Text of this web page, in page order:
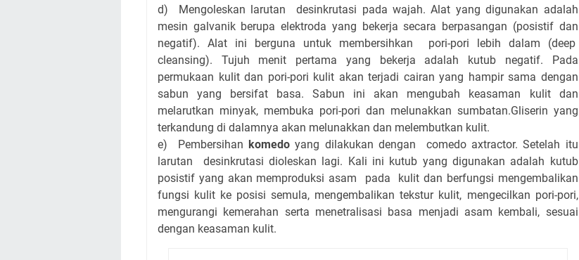
d) Mengoleskan larutan desinkrutasi pada wajah. Alat yang digunakan adalah
mesin galvanik berupa elektroda yang bekerja secara berpasangan (posistif dan
negatif). Alat ini berguna untuk membersihkan pori-pori lebih dalam (deep
cleansing). Tujuh menit pertama yang bekerja adalah kutub negatif. Pada
permukaan kulit dan pori-pori kulit akan terjadi cairan yang hampir sama dengan
sabun yang bersifat basa. Sabun ini akan mengubah keasaman kulit dan
melarutkan minyak, membuka pori-pori dan melunakkan sumbatan.Gliserin yang
terkandung di dalamnya akan melunakkan dan melembutkan kulit.
e) Pembersihan komedoyang dilakukan dengan comedo axtractor. Setelah itu
larutan desinkrutasi dioleskan lagi. Kali ini kutub yang digunakan adalah kutub
posistif yang akan memproduksi asam pada kulit dan berfungsi mengembalikan
fungsi kulit ke posisi semula, mengembalikan tekstur kulit, mengecilkan pori-pori,
mengurangi kemerahan serta menetralisasi basa menjadi asam kembali, sesuai
dengan keasaman kulit.